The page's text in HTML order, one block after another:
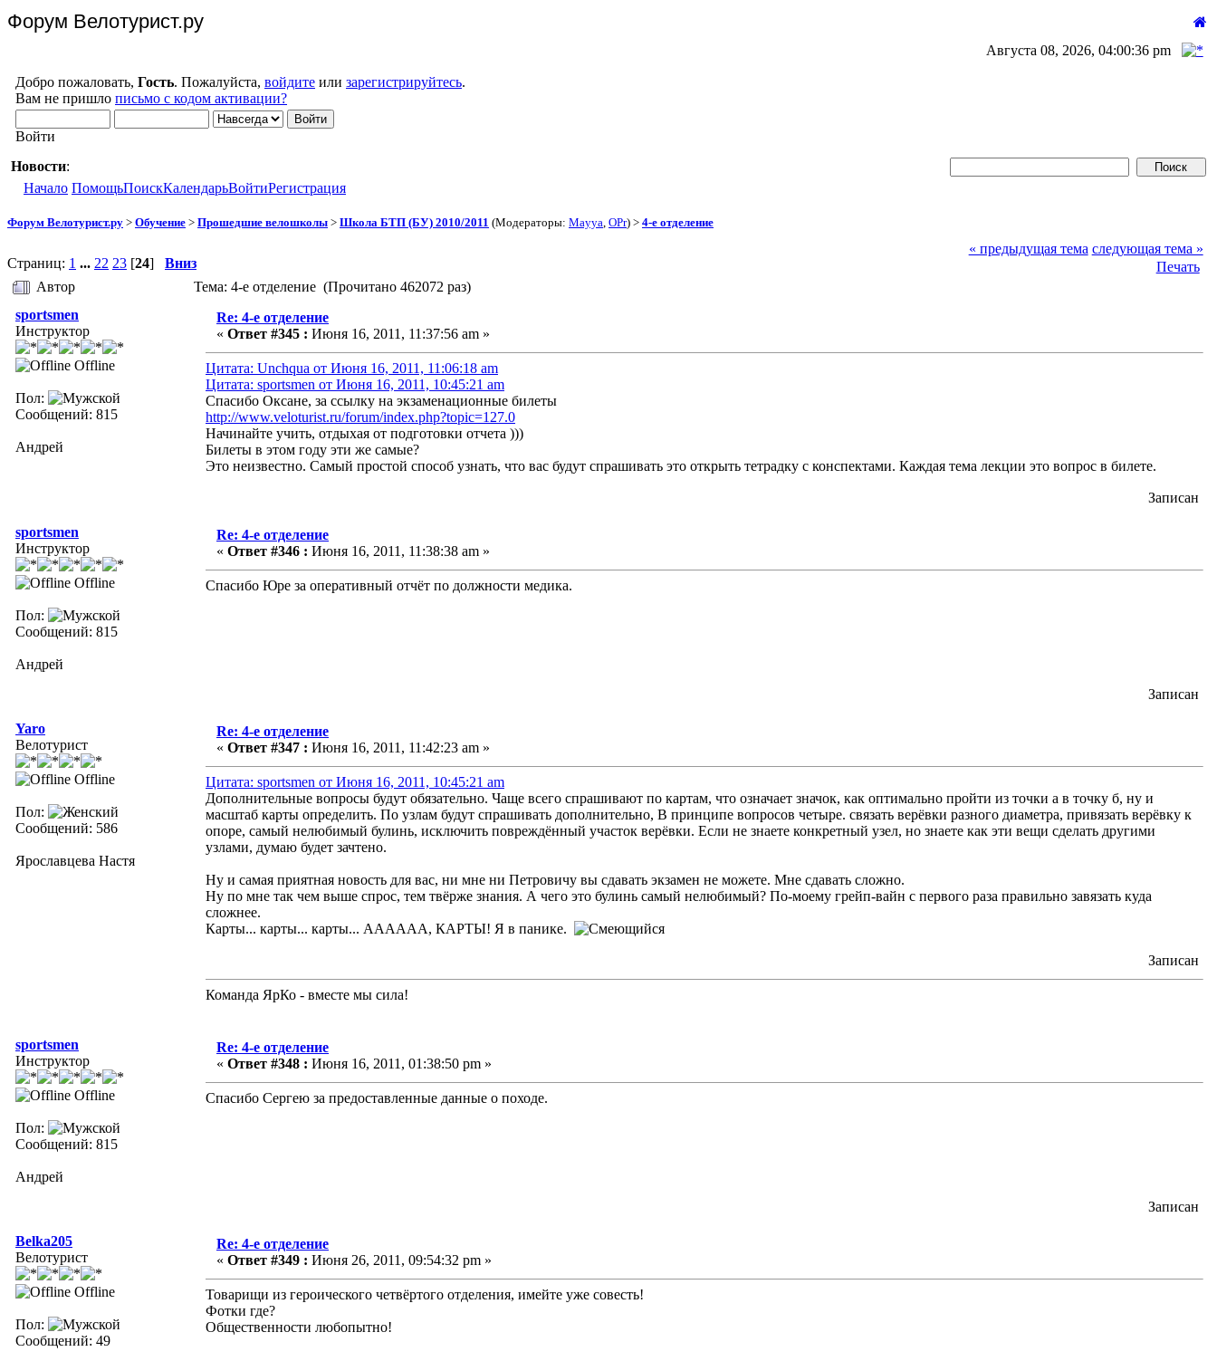
Форум Велотурист.ру
Августа 08, 2026, 04:00:36 pm
Добро пожаловать, Гость. Пожалуйста, войдите или зарегистрируйтесь.
Вам не пришло письмо с кодом активации?
Войти
Новости:
Начало ПомощьПоискКалендарьВойтиРегистрация
Форум Велотурист.ру > Обучение > Прошедшие велошколы > Школа БТП (БУ) 2010/2011 (Модераторы: Mayya OPr) > 4-е отделение
Страниц: 1 ... 22 23 [24] Вниз
« предыдущая тема следующая тема »
Печать
Автор
Тема: 4-е отделение (Прочитано 462072 раз)
sportsmen
Инструктор
Offline
Пол:
Сообщений: 815
Андрей
Re: 4-е отделение
« Ответ #345 : Июня 16, 2011, 11:37:56 am »
Цитата: Unchqua от Июня 16, 2011, 11:06:18 am
Цитата: sportsmen от Июня 16, 2011, 10:45:21 am
Спасибо Оксане, за ссылку на экзаменационные билеты
http://www.veloturist.ru/forum/index.php?topic=127.0
Начинайте учить, отдыхая от подготовки отчета )))
Билеты в этом году эти же самые?
Это неизвестно. Самый простой способ узнать, что вас будут спрашивать это открыть тетрадку с конспектами. Каждая тема лекции это вопрос в билете.
Записан
sportsmen
Инструктор
Offline
Пол:
Сообщений: 815
Андрей
Re: 4-е отделение
« Ответ #346 : Июня 16, 2011, 11:38:38 am »
Спасибо Юре за оперативный отчёт по должности медика.
Записан
Yaro
Велотурист
Offline
Пол:
Сообщений: 586
Ярославцева Настя
Re: 4-е отделение
« Ответ #347 : Июня 16, 2011, 11:42:23 am »
Цитата: sportsmen от Июня 16, 2011, 10:45:21 am
Дополнительные вопросы будут обязательно. Чаще всего спрашивают по картам, что означает значок, как оптимально пройти из точки а в точку б, ну и
масштаб карты определить. По узлам будут спрашивать дополнительно, В принципе вопросов четыре. связать верёвки разного диаметра, привязать верёвку к
опоре, самый нелюбимый булинь, исключить повреждённый участок верёвки. Если не знаете конкретный узел, но знаете как эти вещи сделать другими
узлами, думаю будет зачтено.
Ну и самая приятная новость для вас, ни мне ни Петровичу вы сдавать экзамен не можете. Мне сдавать сложно.
Ну по мне так чем выше спрос, тем твёрже знания. А чего это булинь самый нелюбимый? По-моему грейп-вайн с первого раза правильно завязать куда
сложнее.
Карты... карты... карты... АААААА, КАРТЫ! Я в панике.
Записан
Команда ЯрКо - вместе мы сила!
sportsmen
Инструктор
Offline
Пол:
Сообщений: 815
Андрей
Re: 4-е отделение
« Ответ #348 : Июня 16, 2011, 01:38:50 pm »
Спасибо Сергею за предоставленные данные о походе.
Записан
Belka205
Велотурист
Offline
Пол:
Сообщений: 49
Re: 4-е отделение
« Ответ #349 : Июня 26, 2011, 09:54:32 pm »
Товарищи из героического четвёртого отделения, имейте уже совесть!
Фотки где?
Общественности любопытно!